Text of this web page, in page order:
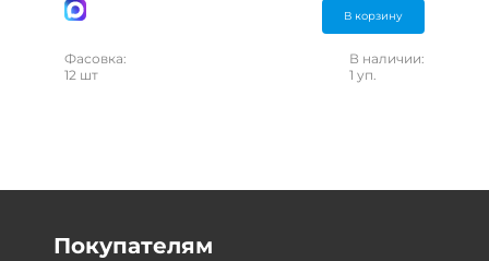
В корзину
Фасовка:
12 шт
В наличии:
1 уп.
Покупателям